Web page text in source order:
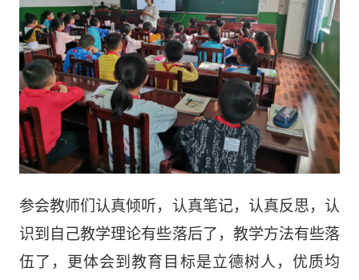
参会教师们认真倾听，认真笔记，认真反思，认
识到自己教学理论有些落后了，教学方法有些落
伍了， 更体会到教育目标是立德树人，优质均